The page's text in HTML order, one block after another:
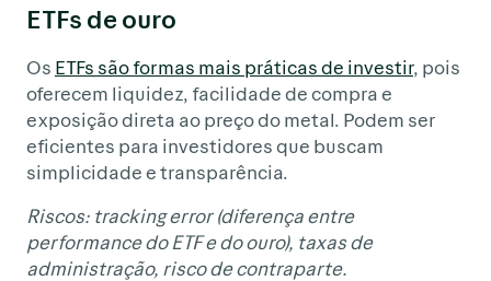
ETFs de ouro
Os ETFs são formas mais práticas de investir, pois
oferecem liquidez, facilidade de compra e
exposição direta ao preço do metal. Podem ser
eficientes para investidores que buscam
simplicidade e transparência.
Riscos: tracking error (diferença entre
performance do ETF e do ouro), taxas de
administração, risco de contraparte.